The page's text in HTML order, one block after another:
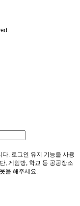
. 로그인 유지 기능을 사용
, 게임방, 학교 등 공공장소
을 해주세요.